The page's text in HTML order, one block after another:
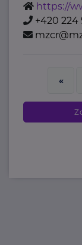
https://
+420 224
«